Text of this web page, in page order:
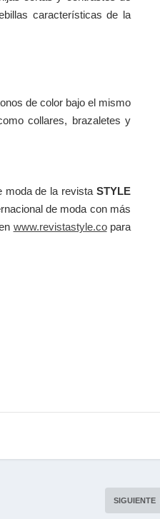
características de la
de color bajo el mismo
collares, brazaletes y
moda de la revista STYLE
de moda con más
www.revistastyle.copara
SIGUIENTE